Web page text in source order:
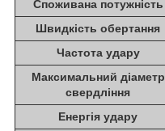
Споживана потужність
Швидкість обертання
Частота удару
Максимальний діаметр
свердління
Енергія удару